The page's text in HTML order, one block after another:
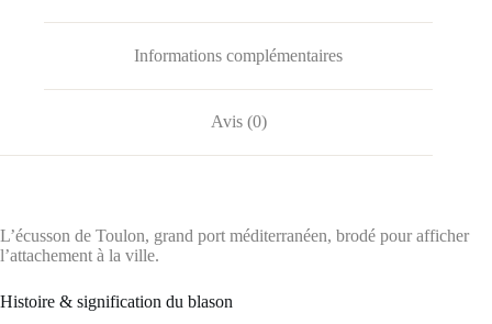
Informations complémentaires
Avis (0)
L’écusson de Toulon, grand port méditerranéen, brodé pour afficher
l’attachement à la ville.
Histoire & signification du blason